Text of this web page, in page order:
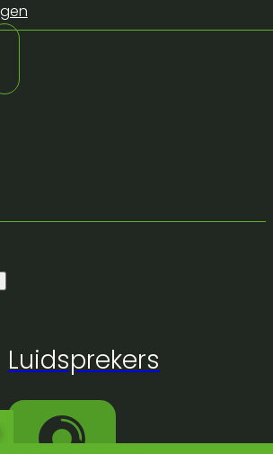
Luidsprekers